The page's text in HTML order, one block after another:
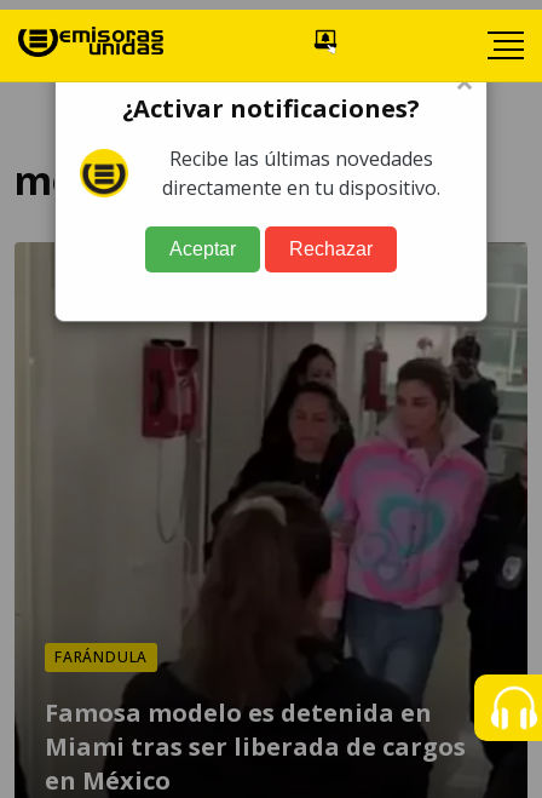
modelo detenida
FARÁNDULA
Famosa modelo es detenida en
Miami tras ser liberada de cargos
en México
×
¿Activar notificaciones?
Recibe las últimas novedades
directamente en tu dispositivo.
Aceptar Rechazar